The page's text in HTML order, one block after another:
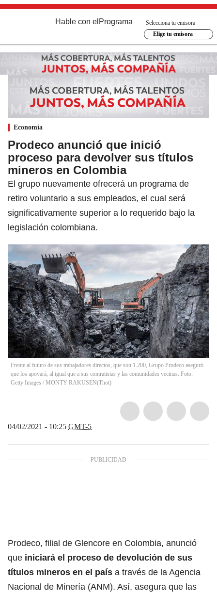
Hable con el Programa
Selecciona tu emisora
Elige tu emisora
Economía
Prodeco anunció que inició
proceso para devolver sus títulos
mineros en Colombia
El grupo nuevamente ofrecerá un programa de
retiro voluntario a sus empleados, el cual será
significativamente superior a lo requerido bajo la
legislación colombiana.
Frente al futuro de sus trabajadores directos, que son 1.200, Grupo Prodeco aseguró
que los apoyará, al igual que a sus contratistas y las comunidades vecinas. Foto:
Getty Images / MONTY RAKUSEN(Thot)
04/02/2021 - 10:25 GMT-5
Prodeco, filial de Glencore en Colombia, anunció
que iniciará el proceso de devolución de sus
títulos mineros en el país a través de la Agencia
Nacional de Minería (ANM). Así, asegura que las